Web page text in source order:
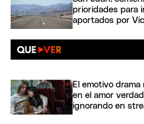
prioridades para
aportados por
El emotivo
en el amor
ignorando en